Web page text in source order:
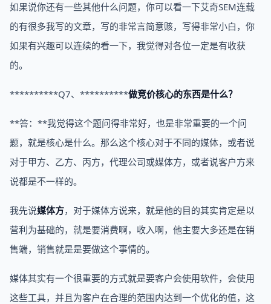
如果说你还有一些其他什么问题，你可以看一下艾奇SEM连载
的有很多我写的文章，写的非常言简意赅，写得非常小白，你
如果有兴趣可以连续的看一下，我觉得对各位一定是有收获
的。
**********Q7、**********做竞价核心的东西是什么？
**答：**我觉得这个题问得非常好，也是非常重要的一个问
题，就是核心是什么。那么这个核心对于不同的媒体，或者说
对于甲方、乙方、丙方，代理公司或媒体方，或者说客户方来
说都是不一样的。
我先说媒体方，对于媒体方说来，就是他的目的其实肯定是以
营利为基础的，就是要消费啊，收入啊，他主要大多还是在销
售端，销售就是是要做这个事情的。
媒体其实有一个很重要的方式就是要客户会使用软件，会使用
这些工具，并且为客户在合理的范围内达到一个优化的值，这